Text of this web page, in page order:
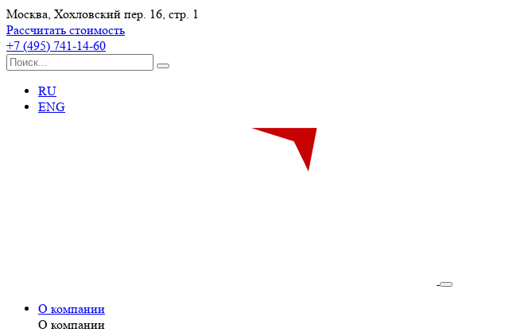
Москва, Хохловский пер. 16, стр. 1
Рассчитать стоимость
+7 (495) 741-14-60
RU
ENG
О компании
О компании